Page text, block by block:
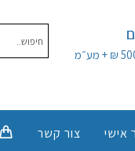
אישי צור קשר